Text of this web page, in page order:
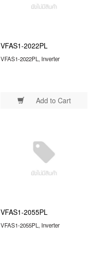
VFAS1-2022PL
VFAS1-2022PL, Inverter
Add to Cart
VFAS1-2055PL
VFAS1-2055PL, Inverter